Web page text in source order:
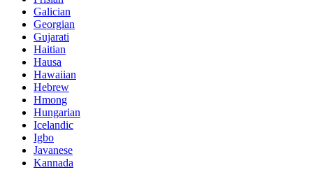
Galician
Georgian
Gujarati
Haitian
Hausa
Hawaiian
Hebrew
Hmong
Hungarian
Icelandic
Igbo
Javanese
Kannada